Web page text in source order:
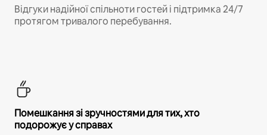
Відгуки надійної спільноти гостей і підтримка 24/7
протягом тривалого перебування.
Помешкання зі зручностями для тих, хто
подорожує у справах